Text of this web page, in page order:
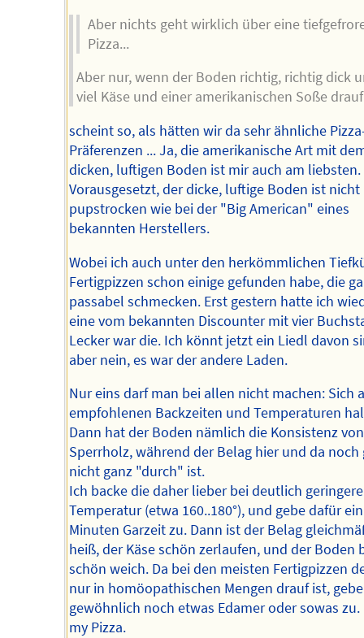
Aber nichts geht wirklich über eine
Pizza...
Aber nur, wenn der Boden richtig, richtig dick
viel Käse und einer amerikanischen Soße
scheint so, als hätten wir da sehr ähnliche
Präferenzen ... Ja, die amerikanische Art mit
dicken, luftigen Boden ist mir auch am liebsten.
Vorausgesetzt, der dicke, luftige Boden ist nicht
pupstrocken wie bei der "Big American" eines
bekannten Herstellers.
Wobei ich auch unter den herkömmlichen
Fertigpizzen schon einige gefunden habe, die
passabel schmecken. Erst gestern hatte ich
eine vom bekannten Discounter mit vier
Lecker war die. Ich könnt jetzt ein Liedl davon
aber nein, es war der andere Laden.
Nur eins darf man bei allen nicht machen: Sich
empfohlenen Backzeiten und Temperaturen
Dann hat der Boden nämlich die Konsistenz von
Sperrholz, während der Belag hier und da noch
nicht ganz "durch" ist.
Ich backe die daher lieber bei deutlich
Temperatur (etwa 160..180°), und gebe dafür
Minuten Garzeit zu. Dann ist der Belag
heiß, der Käse schön zerlaufen, und der Boden
schön weich. Da bei den meisten Fertigpizzen
nur in homöopathischen Mengen drauf ist,
gewöhnlich noch etwas Edamer oder sowas zu.
my Pizza.